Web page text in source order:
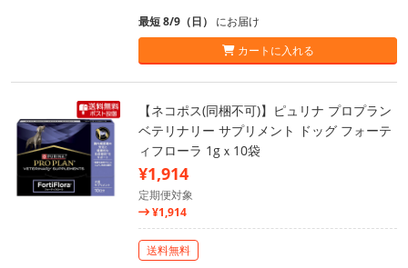
最短 8/9（日） にお届け
カートに入れる
【ネコポス(同梱不可)】ピュリナ プロプラン
ベテリナリー サプリメント ドッグ フォーテ
ィフローラ 1gｘ10袋
¥1,914
定期便対象
¥1,914
送料無料